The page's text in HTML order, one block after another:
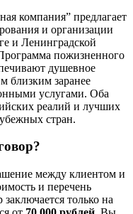
компания” предлагает
и организации
и Ленинградской
пожизненного
душевное
близким заранее
услугами. Оба
реалий и лучших
стран.
между клиентом и
и перечень
только на